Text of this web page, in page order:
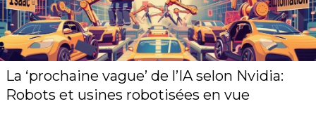
La ‘prochaine vague’ de l’IA selon Nvidia:
Robots et usines robotisées en vue